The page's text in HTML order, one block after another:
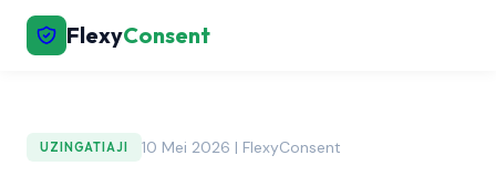
FlexyConsent
UZINGATIAJI 10 Mei 2026 | FlexyConsent